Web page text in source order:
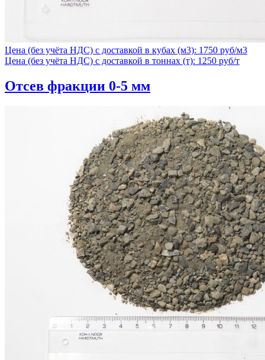
Цена (без учёта НДС) с доставкой в кубах (м3): 1750 руб/м3
Цена (без учёта НДС) с доставкой в тоннах (т): 1250 руб/т
Отсев фракции 0-5 мм